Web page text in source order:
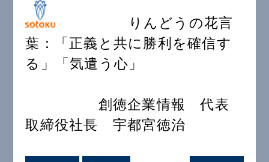
りんどうの花言
葉：「正義と共に勝利を確信す
る」「気遣う心」
創徳企業情報 代表
取締役社長 宇都宮徳治